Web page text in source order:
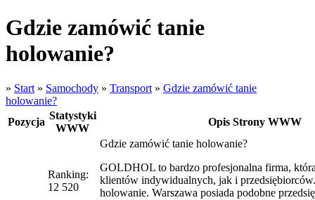
Gdzie zamówić tanie
holowanie?
» Start » Samochody » Transport » Gdzie zamówić tanie
holowanie?
Pozycja
Statystyki
WWW
Opis Strony WWW
Ranking:
12 520
Gdzie zamówić tanie holowanie?
GOLDHOL to bardzo profesjonalna firma,
klientów indywidualnych, jak i
holowanie. Warszawa posiada podobne